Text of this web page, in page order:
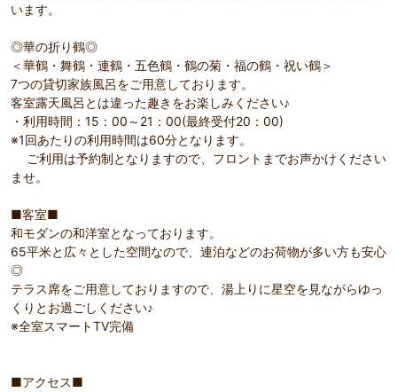
います。
◎華の折り鶴◎
＜華鶴・舞鶴・連鶴・五色鶴・鶴の菊・福の鶴・祝い鶴＞
7つの貸切家族風呂をご用意しております。
客室露天風呂とは違った趣きをお楽しみください♪
・利用時間：15：00～21：00(最終受付20：00)
※1回あたりの利用時間は60分となります。
ご利用は予約制となりますので、フロントまでお声かけください
ませ。
■客室■
和モダンの和洋室となっております。
65平米と広々とした空間なので、連泊などのお荷物が多い方も安心
◎
テラス席をご用意しておりますので、湯上りに星空を見ながらゆっ
くりとお過ごしください♪
※全室スマートTV完備
■アクセス■